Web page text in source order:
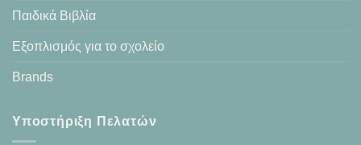
Παιδικά Βιβλία
Εξοπλισμός για το σχολείο
Brands
Υποστήριξη Πελατών